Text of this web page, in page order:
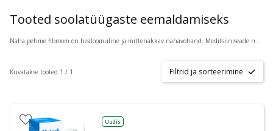
Tooted soolatüügaste eemaldamiseks
Naha pehme fibroom on healoomuline ja mittenakkav nahavohand. Meditsiiniseade naha pehmete fibroomide kiireks ja tõhusaks eemaldamiseks e-apteegist.
Kuvatakse tooted 1 / 1 Filtrid ja sorteerimine
Uudis